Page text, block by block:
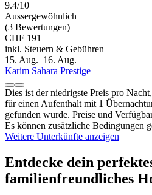
9.4/10
Aussergewöhnlich
(3 Bewertungen)
CHF 191
inkl. Steuern & Gebühren
15. Aug.–16. Aug.
Karim Sahara Prestige
Dies ist der niedrigste Preis pro
für einen Aufenthalt mit 1
gefunden wurde. Preise und
Es können zusätzliche Bedingungen
Weitere Unterkünfte anzeigen
Entdecke dein
familienfreundliches